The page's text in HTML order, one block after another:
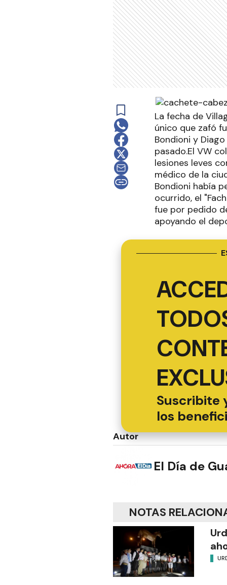
La fecha de
único que zafó
Bondioni y
pasado.El VW
lesiones leves
médico de la
Bondioni había
ocurrido, el
fue por pedido
apoyando el
Suscribite
los
Autor
El Día de
NOTAS